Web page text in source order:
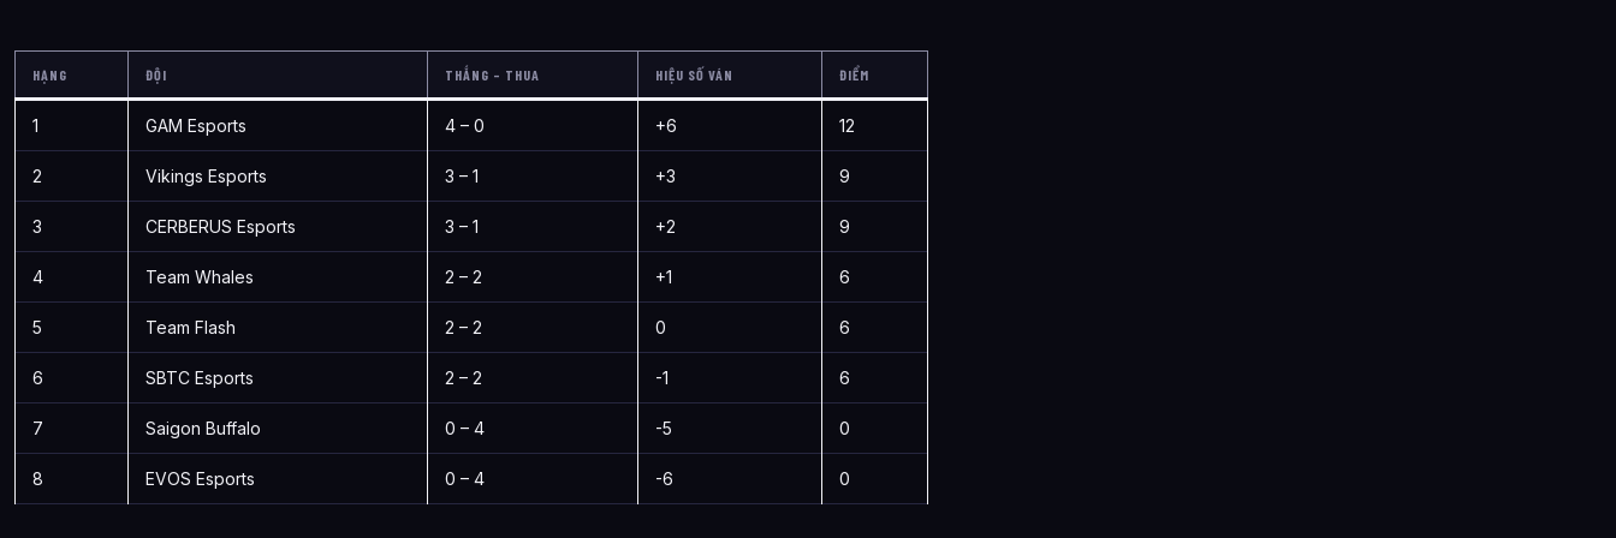
HẠNG ĐỘI THẮNG – THUA HIỆU SỐ VÁN ĐIỂM
1 GAM Esports 4 – 0 +6 12
2 Vikings Esports 3 – 1 +3 9
3 CERBERUS Esports 3 – 1 +2 9
4 Team Whales 2 – 2 +1 6
5 Team Flash 2 – 2 0 6
6 SBTC Esports 2 – 2 -1 6
7 Saigon Buffalo 0 – 4 -5 0
8 EVOS Esports 0 – 4 -6 0